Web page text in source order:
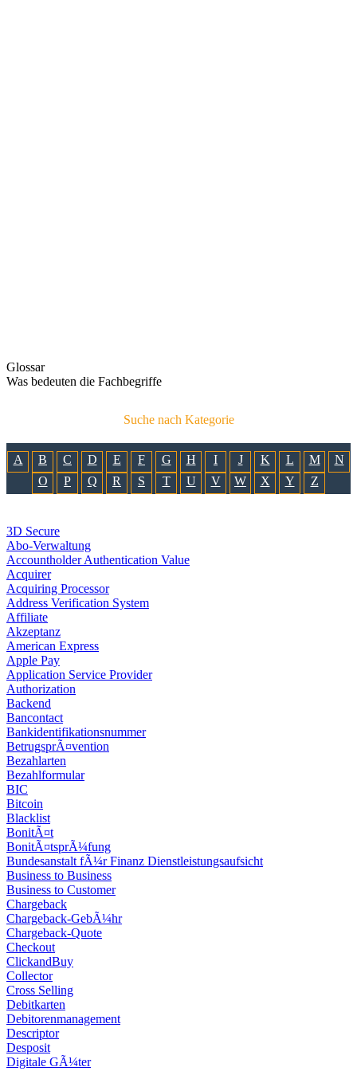
Glossar
Was bedeuten die Fachbegriffe
Suche nach Kategorie
A B C D E F G H I J K L M
N
O
P Q R S T U V W X Y Z
3D Secure
Abo-Verwaltung
Accountholder Authentication Value
Acquirer
Acquiring Processor
Address Verification System
Affiliate
Akzeptanz
American Express
Apple Pay
Application Service Provider
Authorization
Backend
Bancontact
Bankidentifikationsnummer
BetrugsprÃ¤vention
Bezahlarten
Bezahlformular
BIC
Bitcoin
Blacklist
BonitÃ¤t
BonitÃ¤tsprÃ¼fung
Bundesanstalt fÃ¼r Finanz Dienstleistungsaufsicht
Business to Business
Business to Customer
Chargeback
Chargeback-GebÃ¼hr
Chargeback-Quote
Checkout
ClickandBuy
Collector
Cross Selling
Debitkarten
Debitorenmanagement
Descriptor
Desposit
Digitale GÃ¼ter